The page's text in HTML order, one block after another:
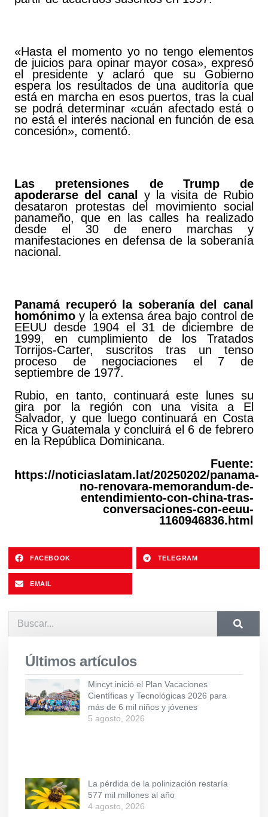
«Hasta el momento yo no tengo elementos
de juicios para opinar mayor cosa», expresó
el presidente y aclaró que su Gobierno
espera los resultados de una auditoría que
está en marcha en esos puertos, tras la cual
se podrá determinar «cuán afectado está o
no está el interés nacional en función de esa
concesión», comentó.
Las pretensiones de Trump de
apoderarse del canal
y la visita de Rubio
desataron protestas del movimiento social
panameño, que en las calles ha realizado
desde el 30 de enero marchas y
manifestaciones en defensa de la soberanía
nacional.
Panamá recuperó la soberanía del canal
homónimo y la extensa área bajo control de
EEUU desde 1904 el 31 de diciembre de
1999, en cumplimiento de los Tratados
Torrijos-Carter, suscritos tras un tenso
proceso de negociaciones el 7 de
septiembre de 1977.
Rubio, en tanto, continuará este lunes su
gira por la región con una visita a El
Salvador, y que luego continuará en Costa
Rica y Guatemala y concluirá el 6 de febrero
en la República Dominicana.
Fuente:
https://noticiaslatam.lat/20250202/panama-
no-renovara-memorandum-de-
entendimiento-con-china-tras-
conversaciones-con-eeuu-
1160946836.html
FACEBOOK TELEGRAM
EMAIL
Últimos artículos
Mincyt inició el Plan Vacaciones
Científicas y Tecnológicas 2026 para
más de 6 mil niños y jóvenes
5 agosto, 2026
La pérdida de la polinización restaría
577 mil millones al año
4 agosto, 2026